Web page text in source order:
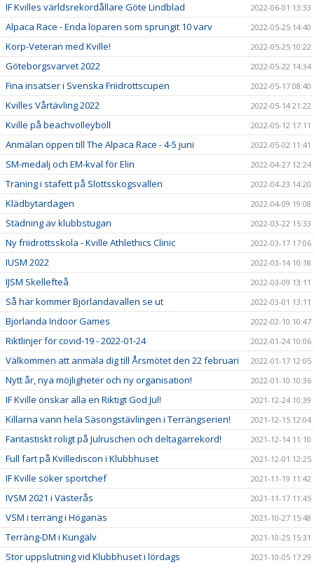
IF Kvilles världsrekordållare Göte Lindblad 2022-06-01 13:33
Alpaca Race - Enda löparen som sprungit 10 varv 2022-05-25 14:40
Korp-Veteran med Kville! 2022-05-25 10:22
Göteborgsvarvet 2022 2022-05-22 14:34
Fina insatser i Svenska Friidrottscupen 2022-05-17 08:40
Kvilles Vårtävling 2022 2022-05-14 21:22
Kville på beachvolleyboll 2022-05-12 17:11
Anmälan öppen till The Alpaca Race - 4-5 juni 2022-05-02 11:41
SM-medalj och EM-kval för Elin 2022-04-27 12:24
Träning i stafett på Slottsskogsvallen 2022-04-23 14:20
Klädbytardagen 2022-04-09 19:08
Städning av klubbstugan 2022-03-22 15:33
Ny friidrottsskola - Kville Athlethics Clinic 2022-03-17 17:06
IUSM 2022 2022-03-14 10:18
IJSM Skellefteå 2022-03-09 13:11
Så här kommer Björlandavallen se ut 2022-03-01 13:11
Björlanda Indoor Games 2022-02-10 10:47
Riktlinjer för covid-19 - 2022-01-24 2022-01-24 10:06
Välkommen att anmäla dig till Årsmötet den 22 februari 2022-01-17 12:05
Nytt år, nya möjligheter och ny organisation! 2022-01-10 10:36
IF Kville önskar alla en Riktigt God Jul! 2021-12-24 10:39
Killarna vann hela Säsongstävlingen i Terrängserien! 2021-12-15 12:04
Fantastiskt roligt på Julruschen och deltagarrekord! 2021-12-14 11:10
Full fart på Kvillediscon i Klubbhuset 2021-12-01 12:25
IF Kville söker sportchef 2021-11-19 11:42
IVSM 2021 i Västerås 2021-11-17 11:45
VSM i terräng i Höganäs 2021-10-27 15:48
Terräng-DM i Kungälv 2021-10-25 15:31
Stor uppslutning vid Klubbhuset i lördags 2021-10-05 17:29